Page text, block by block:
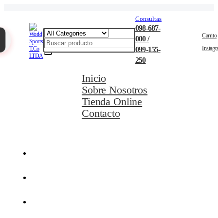
Consultas
098-687-
000 /
099-155-
250
Carrito
Inicio
Sobre Nosotros
Tienda Online
Contacto